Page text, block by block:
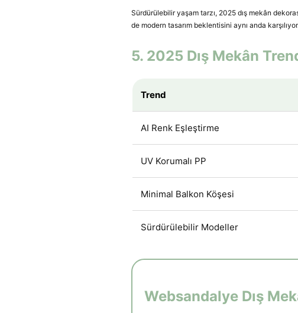
Sürdürülebilir yaşam tarzı, 2025 dış mekân
de modern tasarım beklentisini aynı anda karşılıyor.
5. 2025 Dış Mekân
Trend
AI Renk Eşleştirme
UV Korumalı PP
Minimal Balkon Köşesi
Sürdürülebilir Modeller
Websandalye Dış